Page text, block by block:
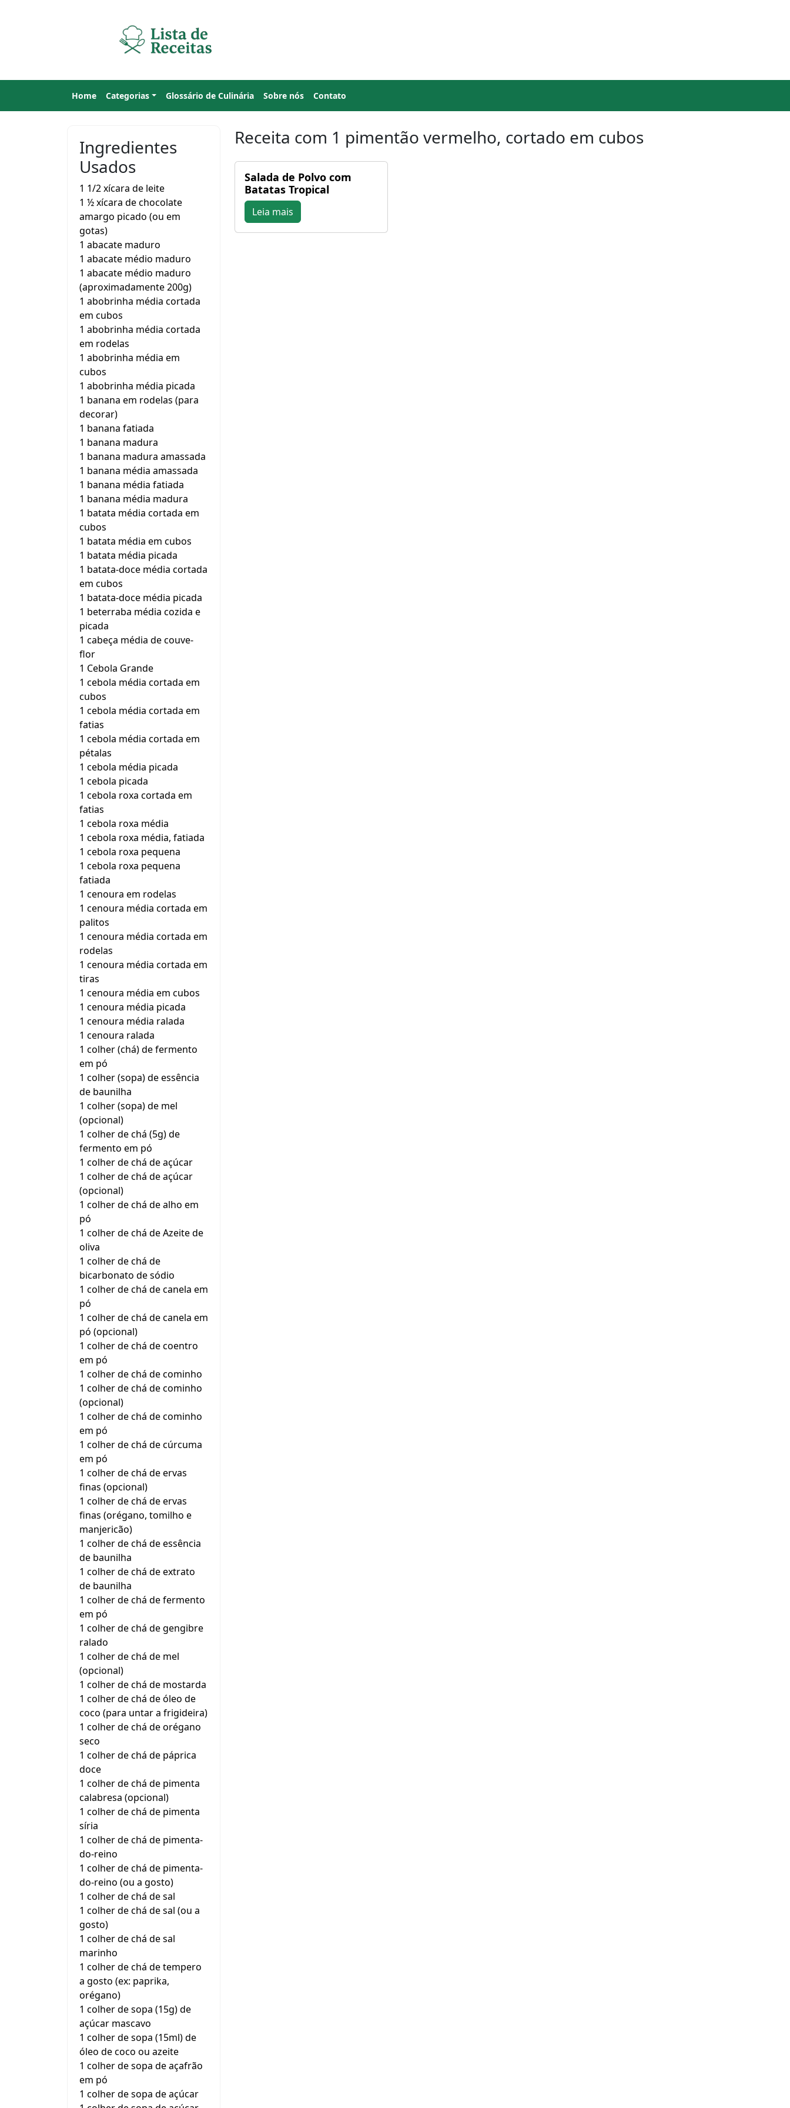
Home Categorias Glossário de Culinária Sobre nós Contato
Ingredientes
Usados
1 1/2 xícara de leite
1 ½ xícara de chocolate
amargo picado (ou em
gotas)
1 abacate maduro
1 abacate médio maduro
1 abacate médio maduro
(aproximadamente 200g)
1 abobrinha média cortada
em cubos
1 abobrinha média cortada
em rodelas
1 abobrinha média em
cubos
1 abobrinha média picada
1 banana em rodelas (para
decorar)
1 banana fatiada
1 banana madura
1 banana madura amassada
1 banana média amassada
1 banana média fatiada
1 banana média madura
1 batata média cortada em
cubos
1 batata média em cubos
1 batata média picada
1 batata-doce média cortada
em cubos
1 batata-doce média picada
1 beterraba média cozida e
picada
1 cabeça média de couve-
flor
1 Cebola Grande
1 cebola média cortada em
cubos
1 cebola média cortada em
fatias
1 cebola média cortada em
pétalas
1 cebola média picada
1 cebola picada
1 cebola roxa cortada em
fatias
1 cebola roxa média
1 cebola roxa média, fatiada
1 cebola roxa pequena
1 cebola roxa pequena
fatiada
1 cenoura em rodelas
1 cenoura média cortada em
palitos
1 cenoura média cortada em
rodelas
1 cenoura média cortada em
tiras
1 cenoura média em cubos
1 cenoura média picada
1 cenoura média ralada
1 cenoura ralada
1 colher (chá) de fermento
em pó
1 colher (sopa) de essência
de baunilha
1 colher (sopa) de mel
(opcional)
1 colher de chá (5g) de
fermento em pó
1 colher de chá de açúcar
1 colher de chá de açúcar
(opcional)
1 colher de chá de alho em
pó
1 colher de chá de Azeite de
oliva
1 colher de chá de
bicarbonato de sódio
1 colher de chá de canela em
pó
1 colher de chá de canela em
pó (opcional)
1 colher de chá de coentro
em pó
1 colher de chá de cominho
1 colher de chá de cominho
(opcional)
1 colher de chá de cominho
em pó
1 colher de chá de cúrcuma
em pó
1 colher de chá de ervas
finas (opcional)
1 colher de chá de ervas
finas (orégano, tomilho e
manjericão)
1 colher de chá de essência
de baunilha
1 colher de chá de extrato
de baunilha
1 colher de chá de fermento
em pó
1 colher de chá de gengibre
ralado
1 colher de chá de mel
(opcional)
1 colher de chá de mostarda
1 colher de chá de óleo de
coco (para untar a frigideira)
1 colher de chá de orégano
seco
1 colher de chá de páprica
doce
1 colher de chá de pimenta
calabresa (opcional)
1 colher de chá de pimenta
síria
1 colher de chá de pimenta-
do-reino
1 colher de chá de pimenta-
do-reino (ou a gosto)
1 colher de chá de sal
1 colher de chá de sal (ou a
gosto)
1 colher de chá de sal
marinho
1 colher de chá de tempero
a gosto (ex: paprika,
orégano)
1 colher de sopa (15g) de
açúcar mascavo
1 colher de sopa (15ml) de
óleo de coco ou azeite
1 colher de sopa de açafrão
em pó
1 colher de sopa de açúcar
Receita com 1 pimentão vermelho, cortado em cubos
Salada de Polvo com
Batatas Tropical
Leia mais